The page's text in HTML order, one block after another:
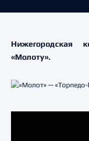
Нижегородская
«Молоту».